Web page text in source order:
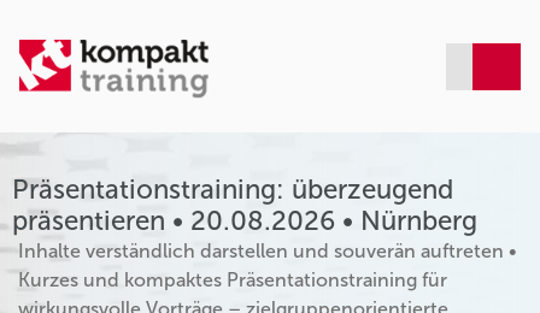
Präsentationstraining: überzeugend
präsentieren • 20.08.2026 • Nürnberg
Inhalte verständlich darstellen und souverän auftreten •
Kurzes und kompaktes Präsentationstraining für